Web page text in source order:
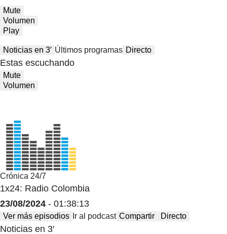
Mute
Volumen
Play
Noticias en 3′ Últimos programas Directo
Estas escuchando
Mute
Volumen
Crónica 24/7
1x24: Radio Colombia
23/08/2024 - 01:38:13
Ver más episodios Ir al podcast Compartir Directo
Noticias en 3′